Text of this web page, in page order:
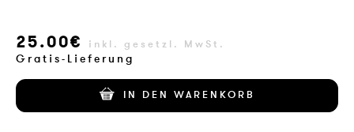
VERLAG
JOBS
SHOP
25.00€ inkl. gesetzl. MwSt.
Gratis-Lieferung
IN DEN WARENKORB